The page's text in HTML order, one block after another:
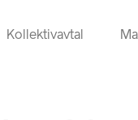
Kollektivavtal